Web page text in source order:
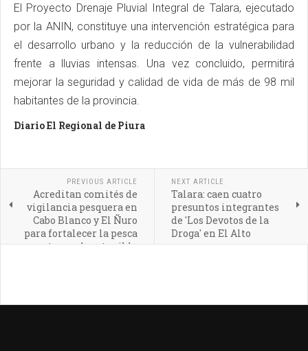
El Proyecto Drenaje Pluvial Integral de Talara, ejecutado
por la ANIN, constituye una intervención estratégica para
el desarrollo urbano y la reducción de la vulnerabilidad
frente a lluvias intensas. Una vez concluido, permitirá
mejorar la seguridad y calidad de vida de más de 98 mil
habitantes de la provincia.
Diario El Regional de Piura
PREVIOUS ARTICLE
Acreditan comités de
vigilancia pesquera en
Cabo Blanco y El Ñuro
para fortalecer la pesca
artesanal sostenible
NEXT ARTICLE
Talara: caen cuatro
presuntos integrantes
de 'Los Devotos de la
Droga' en El Alto